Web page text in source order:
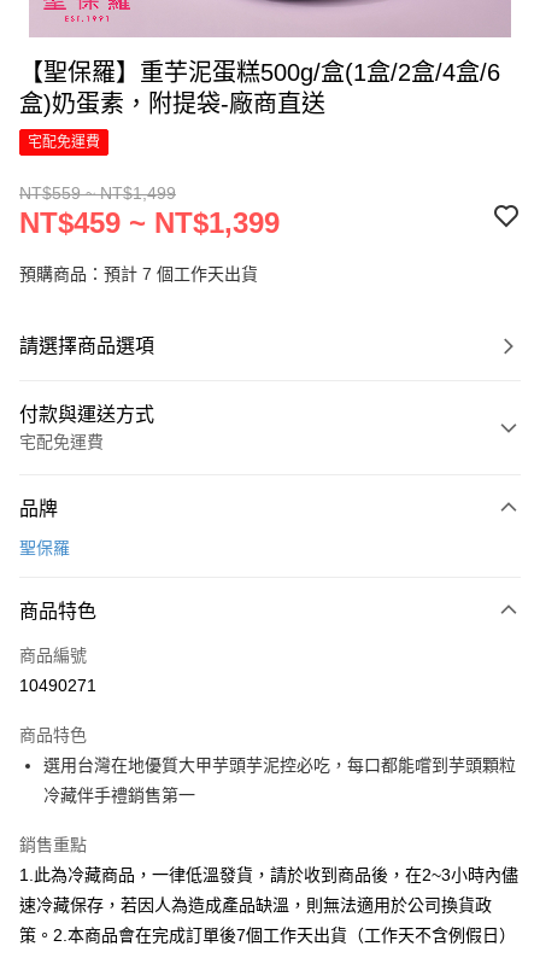
【聖保羅】重芋泥蛋糕500g/盒(1盒/2盒/4盒/6
盒)奶蛋素，附提袋-廠商直送
宅配免運費
NT$559 ~ NT$1,499
NT$459 ~ NT$1,399
預購商品：預計 7 個工作天出貨
請選擇商品選項
付款與運送方式
宅配免運費
信用卡一次付款
6 期 0 利率 每期
合作金庫商業銀行
上海商業儲蓄銀行
臺灣中小企業銀行
匯豐（台灣）商業銀行
華泰商業銀行
聯邦商業銀行
玉山商業銀行
台新國際商業銀行
中國信託商業銀行
台灣樂天信用卡公司
LINE Pay
Apple Pay
街口支付
悠遊付
全盈+PAY
大哥付你分期
相關說明
品牌
聖保羅
商品特色
商品編號
10490271
商品特色
選用台灣在地優質大甲芋頭芋泥控必吃，每口都能嚐到芋頭顆粒
冷藏伴手禮銷售第一
銷售重點
1.此為冷藏商品，一律低溫發貨，請於收到商品後，在2~3小時內儘
速冷藏保存，若因人為造成產品缺溫，則無法適用於公司換貨政
策。2.本商品會在完成訂單後7個工作天出貨（工作天不含例假日）